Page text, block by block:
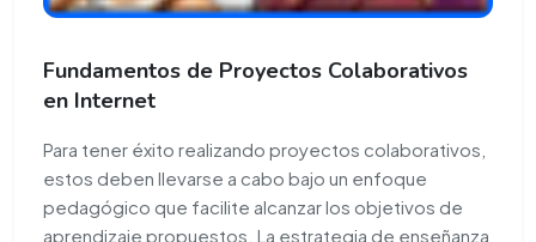
Fundamentos de Proyectos Colaborativos
en Internet
Para tener éxito realizando proyectos colaborativos,
estos deben llevarse a cabo bajo un enfoque
pedagógico que facilite alcanzar los objetivos de
aprendizaje propuestos. La estrategia de enseñanza